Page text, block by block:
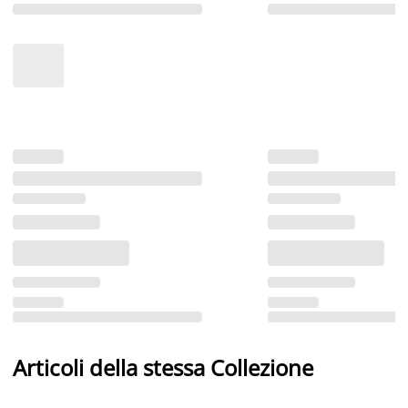
Articoli della stessa Collezione